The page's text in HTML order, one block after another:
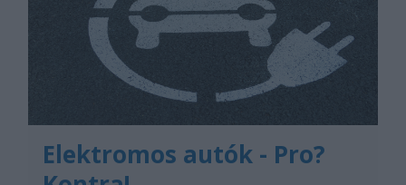
Elektromos autók - Pro?